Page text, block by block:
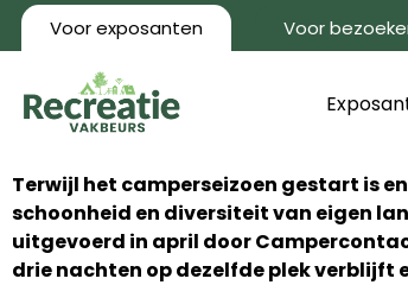
Voor exposanten Voor
Terwijl het camperseizoen gestart is
schoonheid en diversiteit van eigen
uitgevoerd in april door
drie nachten op dezelfde plek verblijft